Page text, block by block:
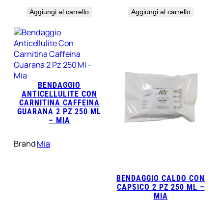
Aggiungi al carrello Aggiungi al carrello
BENDAGGIO
ANTICELLULITE CON
CARNITINA CAFFEINA
GUARANA 2 PZ 250 ML
– MIA
BrandMia
BENDAGGIO CALDO CON
CAPSICO 2 PZ 250 ML –
MIA